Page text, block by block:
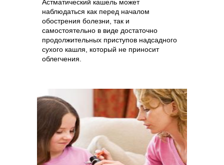
Астматический кашель может
наблюдаться как перед началом
обострения болезни, так и
самостоятельно в виде достаточно
продолжительных приступов надсадного
сухого кашля, который не приносит
облегчения.